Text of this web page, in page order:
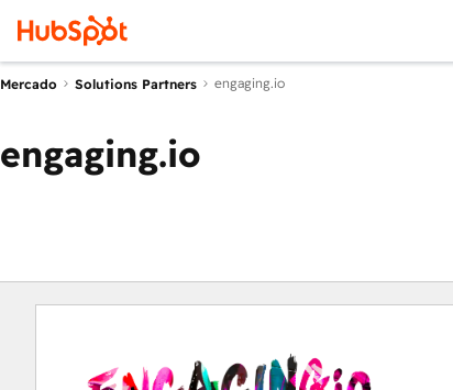
Mercado Solutions Partners engaging.io
engaging.io